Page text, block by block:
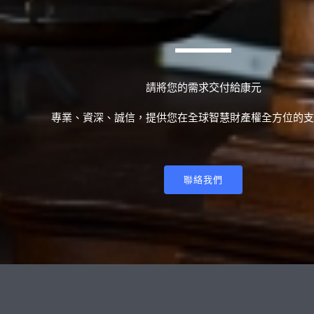
請將您的需求交付給康元
專業、資深、誠信，提供您在全球智慧財產權全方位的
聯絡我們